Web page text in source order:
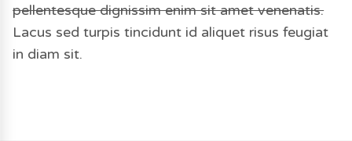
pellentesque dignissim enim sit amet venenatis.
Lacus sed turpis tincidunt id aliquet risus feugiat
in diam sit.